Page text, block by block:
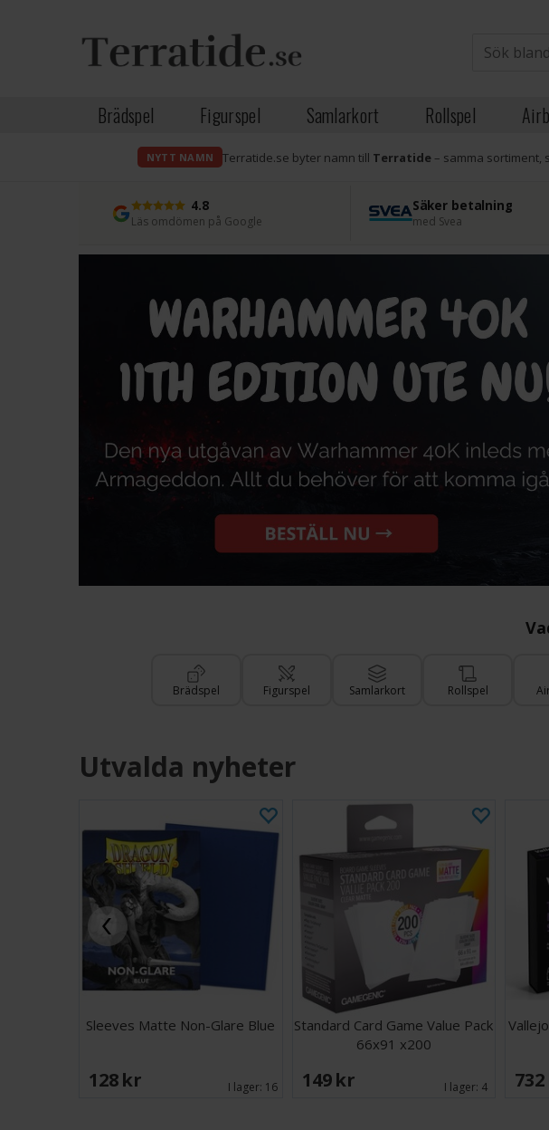
Brädspel Figurspel Samlarkort Rollspel
NYTT NAMN Terratide.se byter namn till Terratide– samma sortiment,
4.8
Läs omdömen på Google
Säker betalning
med Svea
Brädspel Figurspel Samlarkort Rollspel
Utvalda nyheter
Sleeves Matte Non-Glare Blue
128 SEK I lager: 16
Standard Card Game Value Pack
66x91 x200
149 SEK I lager: 4 732